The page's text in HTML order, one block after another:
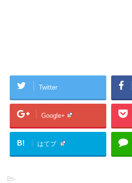
Twitter
Google+
B! はてブ
-